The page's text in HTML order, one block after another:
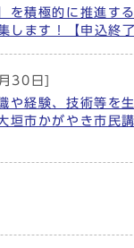
を積極的に推進す
します！【申込終了
30日]
や経験、技術等を
垣市かがやき市民